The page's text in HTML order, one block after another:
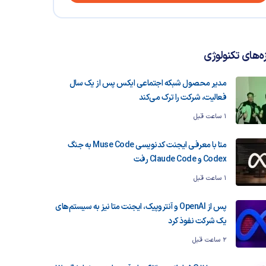
تکنولوژی
مدیر محصول شبکه اجتماعی ایکس پس از یک سال
فعالیت، شرکت را ترک می‌کند
1 ساعت قبل
متا با معرفی ایجنت کدنویسی Muse Code به جنگ
Codex و Claude Code رفت
1 ساعت قبل
پس از OpenAI و آنتروپیک، ایجنت متا نیز به سیستم‌های
یک شرکت نفوذ کرد
2 ساعت قبل